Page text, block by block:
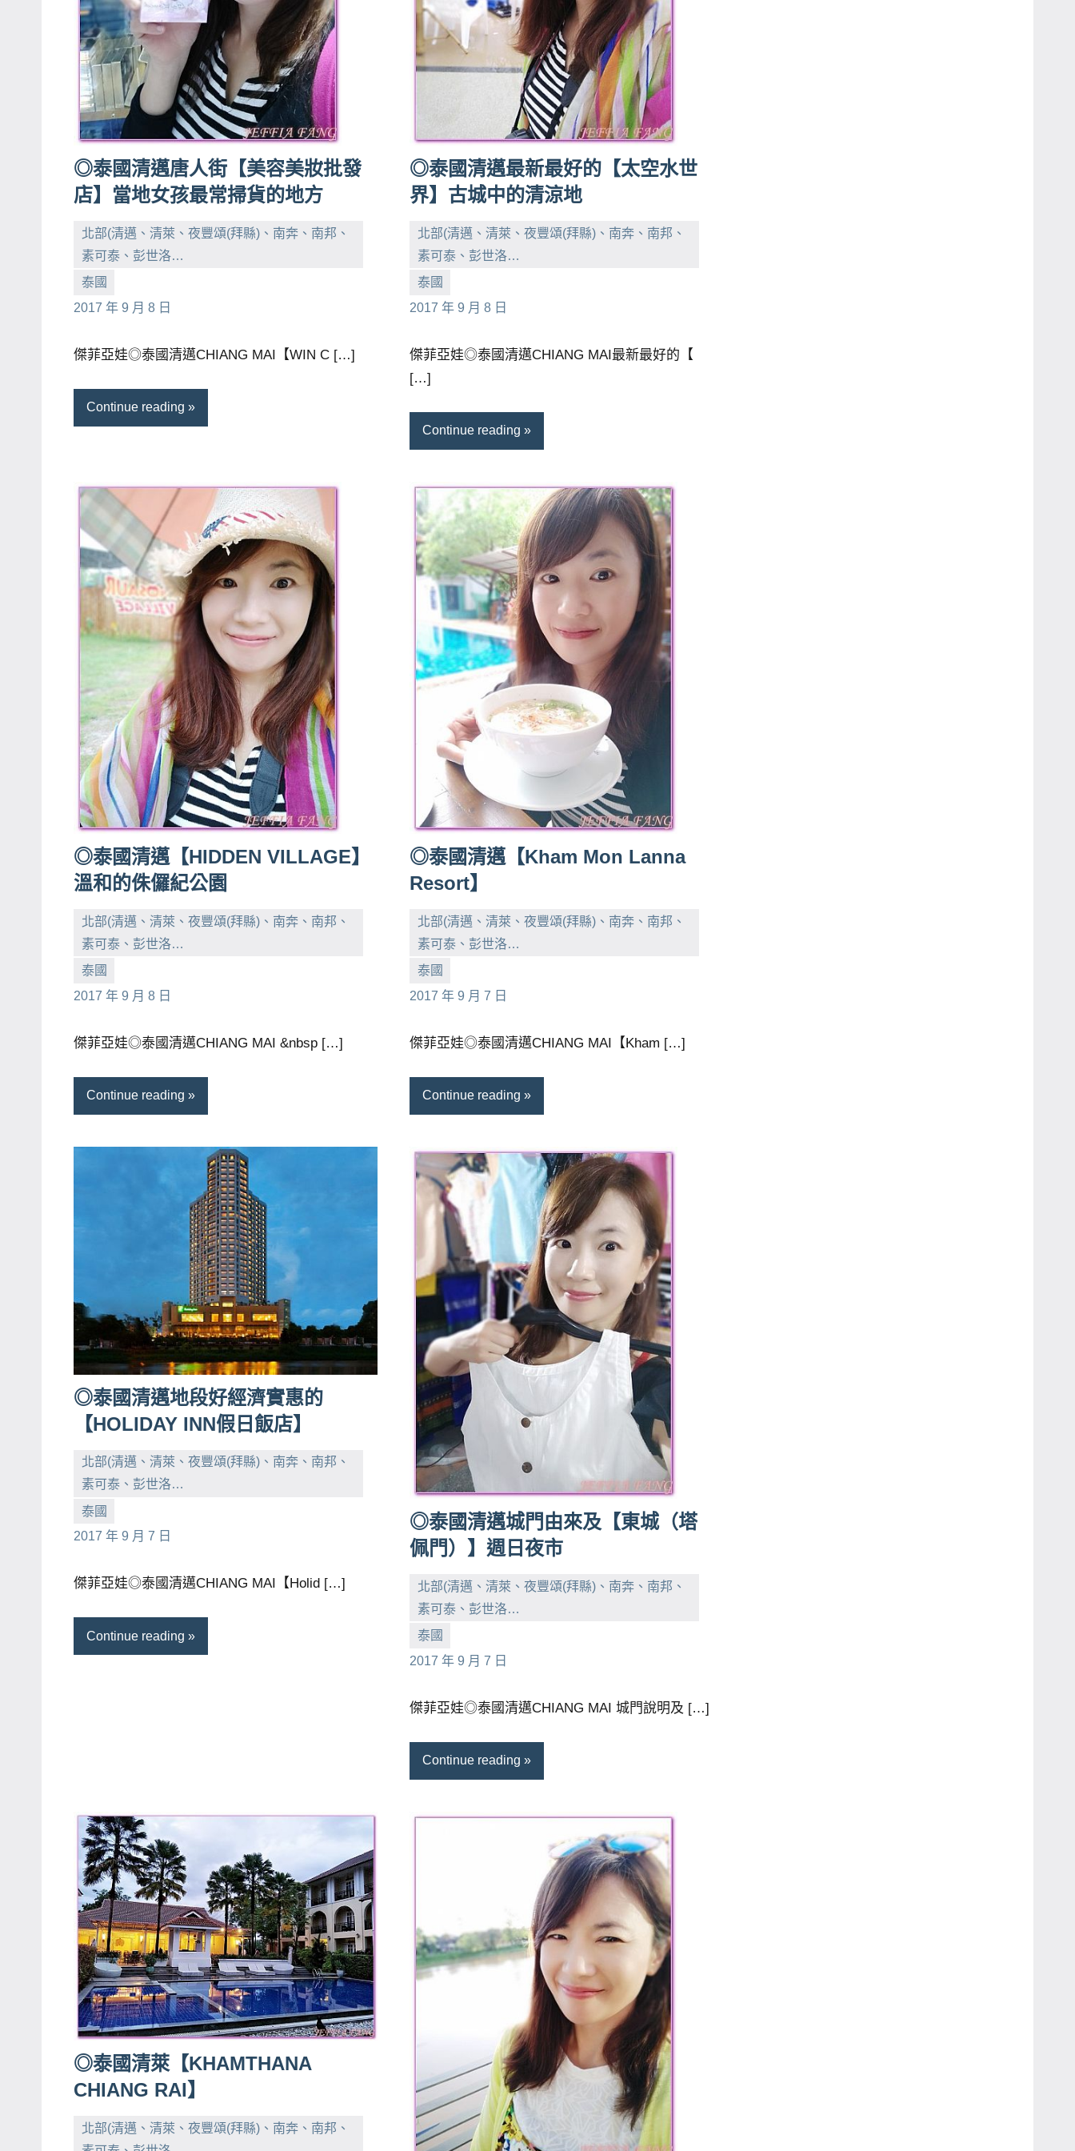
賓、
News
金
探
號
節
目
班
底、
外
目
主
吳
泰
遊
書
作
者、
各
表
活
動
主
持、
學
校
企
業
講
座、
部
落
客
雜
誌
對
象。
★
◎泰國清邁唐人街【美容美妝批發
店】當地女孩最常掃貨的地方
北部(清邁、清萊、夜豐頌(拜縣)、南奔、南邦、
素可泰、彭世洛…
泰國
2017 年 9 月 8 日
小
芳
No
comments
傑菲亞娃◎泰國清邁CHIANG MAI【WIN C […]
Continue reading
◎泰國清邁最新最好的【太空水世
界】古城中的清涼地
北部(清邁、清萊、夜豐頌(拜縣)、南奔、南邦、
素可泰、彭世洛…
泰國
2017 年 9 月 8 日
小
芳
No
comments
傑菲亞娃◎泰國清邁CHIANG MAI最新最好的【
[…]
Continue reading
◎泰國清邁【HIDDEN VILLAGE】
溫和的侏儸紀公園
北部(清邁、清萊、夜豐頌(拜縣)、南奔、南邦、
素可泰、彭世洛…
泰國
2017 年 9 月 8 日
小
芳
No
comments
傑菲亞娃◎泰國清邁CHIANG MAI &nbsp […]
Continue reading
◎泰國清邁【Kham Mon Lanna
Resort】
北部(清邁、清萊、夜豐頌(拜縣)、南奔、南邦、
素可泰、彭世洛…
泰國
2017 年 9 月 7 日
小
芳
No
comments
傑菲亞娃◎泰國清邁CHIANG MAI【Kham […]
Continue reading
◎泰國清邁地段好經濟實惠的
【HOLIDAY INN假日飯店】
北部(清邁、清萊、夜豐頌(拜縣)、南奔、南邦、
素可泰、彭世洛…
泰國
2017 年 9 月 7 日
小
芳
No
comments
傑菲亞娃◎泰國清邁CHIANG MAI【Holid […]
Continue reading
◎泰國清邁城門由來及【東城（塔
佩門）】週日夜市
北部(清邁、清萊、夜豐頌(拜縣)、南奔、南邦、
素可泰、彭世洛…
泰國
2017 年 9 月 7 日
小
芳
No
comments
傑菲亞娃◎泰國清邁CHIANG MAI 城門說明及 […]
Continue reading
◎泰國清萊【KHAMTHANA
CHIANG RAI】
北部(清邁、清萊、夜豐頌(拜縣)、南奔、南邦、